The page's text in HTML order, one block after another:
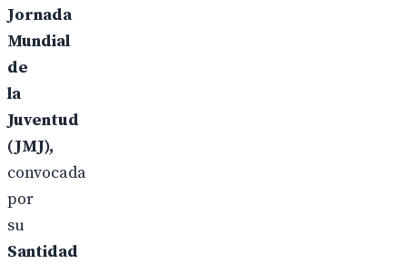
Jornada
Mundial
de
la
Juventud
(JMJ),
convocada
por
su
Santidad